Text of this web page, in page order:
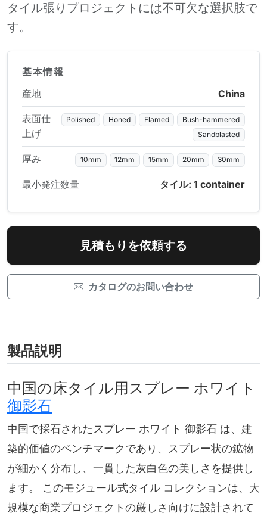
タイル張りプロジェクトには不可欠な選択肢で
す。
基本情報
産地 China
表面仕
上げ
Polished Honed Flamed
Bush-hammered
Sandblasted
厚み 10mm 12mm 15mm 20mm 30mm
最小発注数量 タイル: 1 container
見積もりを依頼する
カタログのお問い合わせ
製品説明
中国の床タイル用スプレー ホワイト
御影石
中国で採石されたスプレー ホワイト 御影石 は、建
築的価値のベンチマークであり、スプレー状の鉱物
が細かく分布し、一貫した灰白色の美しさを提供し
ます。 このモジュール式タイル コレクションは、大
規模な商業プロジェクトの厳しさ向けに設計されて